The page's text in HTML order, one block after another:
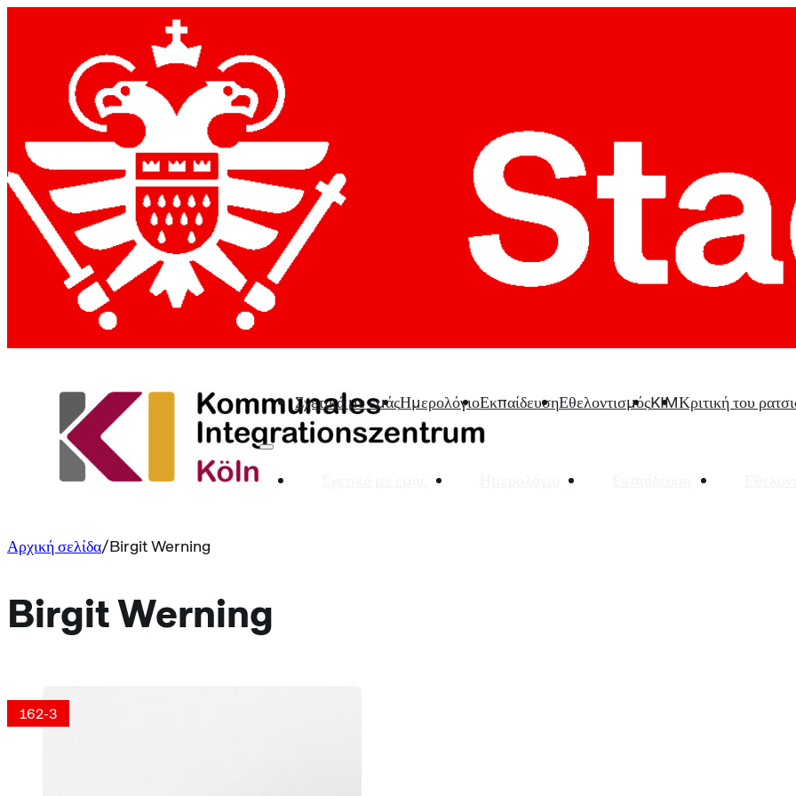
Σχετικά με εμάςΗμερολόγιοΕκπαίδευσηΕθελοντισμόςKIMΚριτική του
Αρχική σελίδα Birgit Werning
Birgit Werning
162-3